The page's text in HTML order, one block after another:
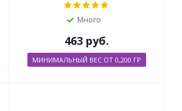
Много
463 руб.
МИНИМАЛЬНЫЙ ВЕС ОТ 0,200 ГР